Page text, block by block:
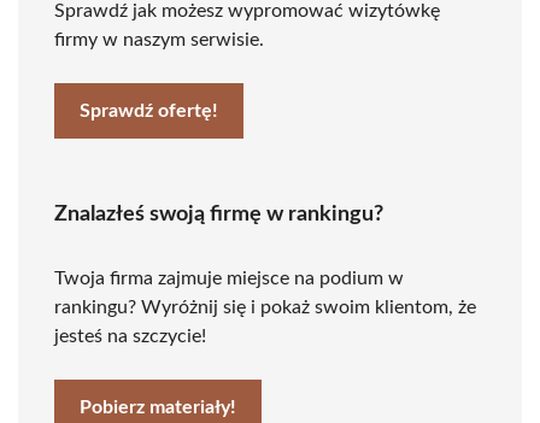
Sprawdź jak możesz wypromować wizytówkę
firmy w naszym serwisie.
Sprawdź ofertę!
Znalazłeś swoją firmę w rankingu?
Twoja firma zajmuje miejsce na podium w
rankingu? Wyróżnij się i pokaż swoim klientom, że
jesteś na szczycie!
Pobierz materiały!